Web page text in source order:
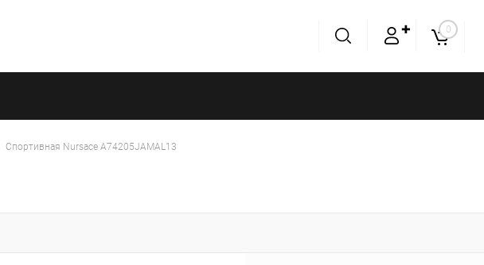
✚ 0
Спортивная Nursace A74205JAMAL13